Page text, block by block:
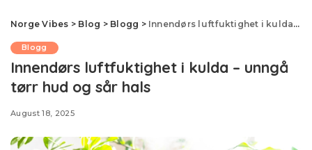
Norge Vibes > Blog > Blogg > Innendørs luftfuktighet i kulda – unngå tørr hud og sår hals
Blogg
Innendørs luftfuktighet i kulda – unngå
tørr hud og sår hals
August 18, 2025